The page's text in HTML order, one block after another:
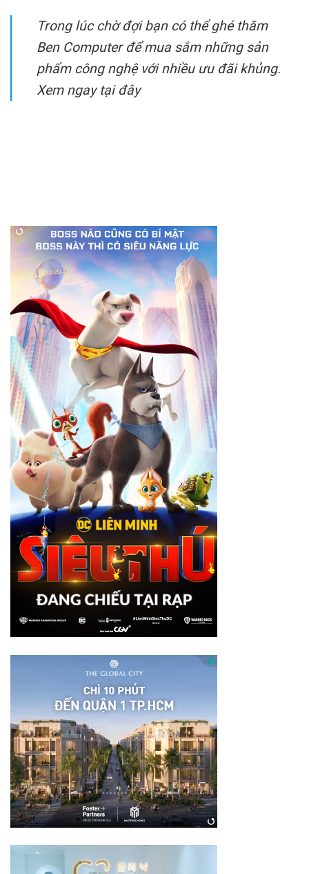
Trong lúc chờ đợi bạn có thể ghé thăm
Ben Computer để mua sắm những sản
phẩm công nghệ với nhiều ưu đãi khủng.
Xem ngay tại đây